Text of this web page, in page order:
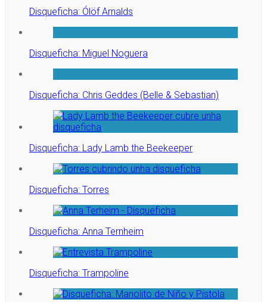
Disqueficha: Ólöf Arnalds
Disqueficha: Miguel Noguera
Disqueficha: Chris Geddes (Belle & Sebastian)
Disqueficha: Lady Lamb the Beekeeper
Disqueficha: Torres
Disqueficha: Anna Ternheim
Disqueficha: Trampoline